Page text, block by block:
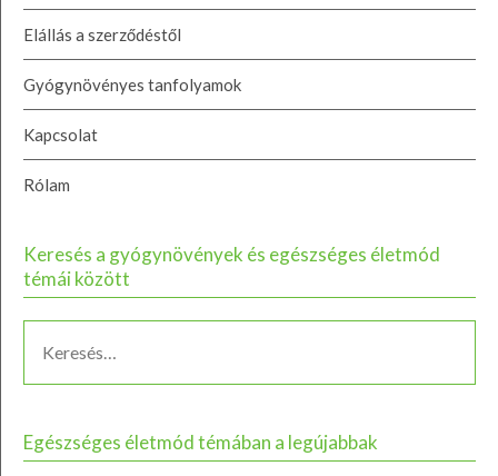
Elállás a szerződéstől
Gyógynövényes tanfolyamok
Kapcsolat
Rólam
Keresés a gyógynövények és egészséges életmód
témái között
Egészséges életmód témában a legújabbak